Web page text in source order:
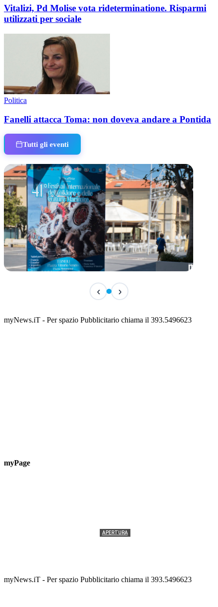
Vitalizi, Pd Molise vota rideterminatione. Risparmi
utilizzati per sociale
Politica
Fanelli attacca Toma: non doveva andare a Pontida
Tutti gli eventi
Festival Internazionale del Folklore - 41a
📅 7 Agosto 2026 · 21:00 · 📍 Piazza Vittorio Veneto
‹ ›
myNews.iT - Per spazio Pubblicitario chiama il 393.5496623
myPage
APERTURA
myNews.iT - Per spazio Pubblicitario chiama il 393.5496623